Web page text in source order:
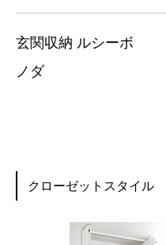
玄関収納 ルシーボ
ノダ
クローゼットスタイル